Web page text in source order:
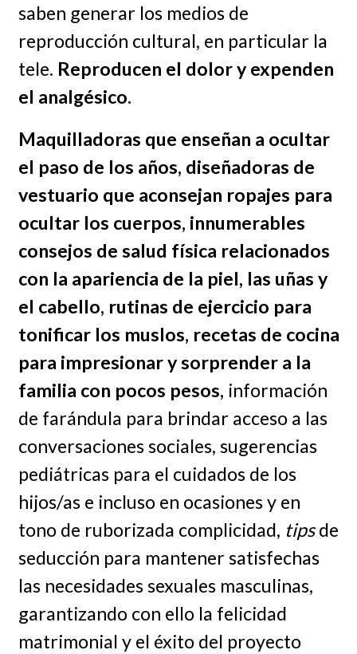
saben generar los medios de
reproducción cultural, en particular la
tele. Reproducen el dolor y expenden
el analgésico.
Maquilladoras que enseñan a ocultar
el paso de los años, diseñadoras de
vestuario que aconsejan ropajes para
ocultar los cuerpos, innumerables
consejos de salud física relacionados
con la apariencia de la piel, las uñas y
el cabello, rutinas de ejercicio para
tonificar los muslos, recetas de cocina
para impresionar y sorprender a la
familia con pocos pesos, información
de farándula para brindar acceso a las
conversaciones sociales, sugerencias
pediátricas para el cuidados de los
hijos/as e incluso en ocasiones y en
tono de ruborizada complicidad, tipsde
seducción para mantener satisfechas
las necesidades sexuales masculinas,
garantizando con ello la felicidad
matrimonial y el éxito del proyecto